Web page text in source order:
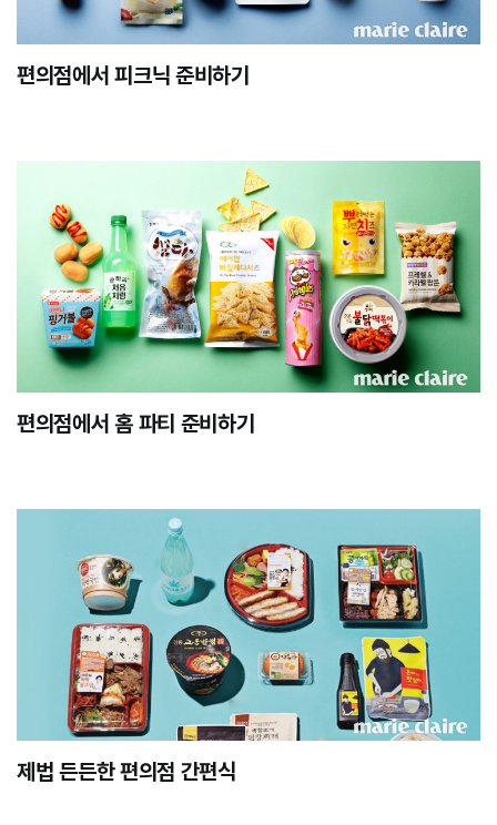
편의점에서 피크닉 준비하기
편의점에서 홈 파티 준비하기
제법 든든한 편의점 간편식